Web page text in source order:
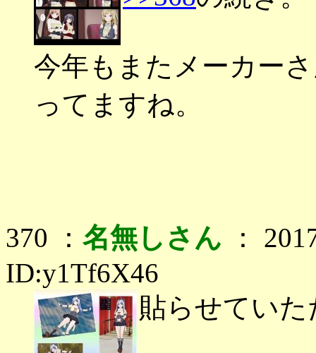
今年もまたメーカー
ってますね。
370 ： 名無しさん ：
ID:y1Tf6X46
貼らせてい